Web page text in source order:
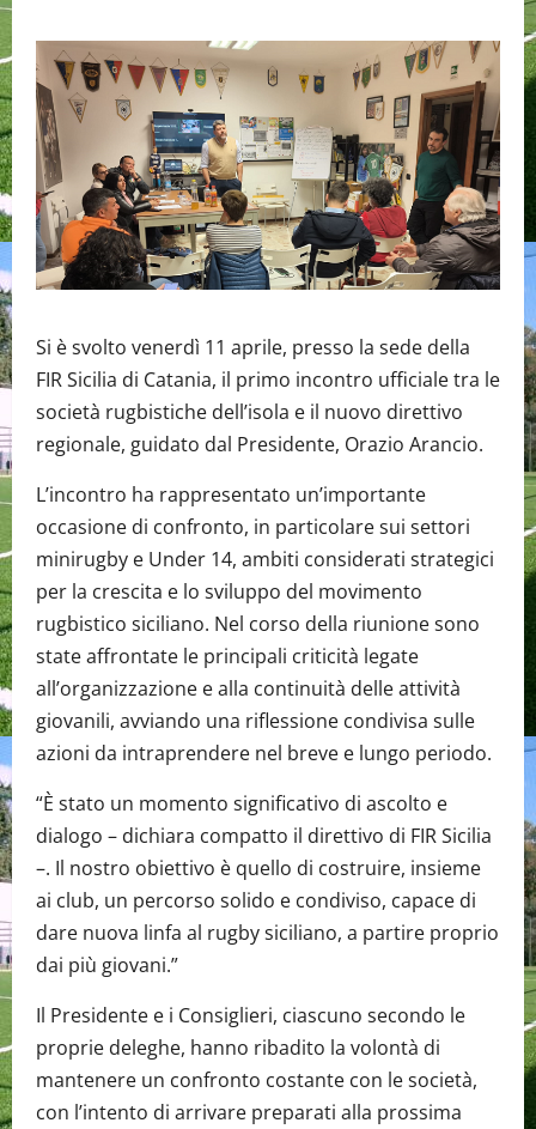
Si è svolto venerdì 11 aprile, presso la sede della
FIR Sicilia di Catania, il primo incontro ufficiale tra le
società rugbistiche dell’isola e il nuovo direttivo
regionale, guidato dal Presidente, Orazio Arancio.
L’incontro ha rappresentato un’importante
occasione di confronto, in particolare sui settori
minirugby e Under 14, ambiti considerati strategici
per la crescita e lo sviluppo del movimento
rugbistico siciliano. Nel corso della riunione sono
state affrontate le principali criticità legate
all’organizzazione e alla continuità delle attività
giovanili, avviando una riflessione condivisa sulle
azioni da intraprendere nel breve e lungo periodo.
“È stato un momento significativo di ascolto e
dialogo – dichiara compatto il direttivo di FIR Sicilia
–. Il nostro obiettivo è quello di costruire, insieme
ai club, un percorso solido e condiviso, capace di
dare nuova linfa al rugby siciliano, a partire proprio
dai più giovani.”
Il Presidente e i Consiglieri, ciascuno secondo le
proprie deleghe, hanno ribadito la volontà di
mantenere un confronto costante con le società,
con l’intento di arrivare preparati alla prossima